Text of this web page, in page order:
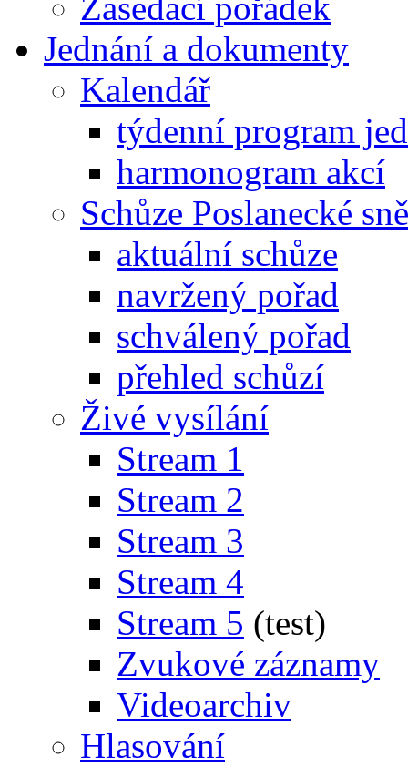
Zasedací pořádek
Jednání a dokumenty
Kalendář
týdenní program
harmonogram akcí
Schůze Poslanecké
aktuální schůze
navržený pořad
schválený pořad
přehled schůzí
Živé vysílání
Stream 1
Stream 2
Stream 3
Stream 4
Stream 5 (test)
Zvukové záznamy
Videoarchiv
Hlasování